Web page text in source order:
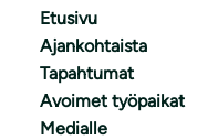
Etusivu
Ajankohtaista
Tapahtumat
Avoimet työpaikat
Medialle